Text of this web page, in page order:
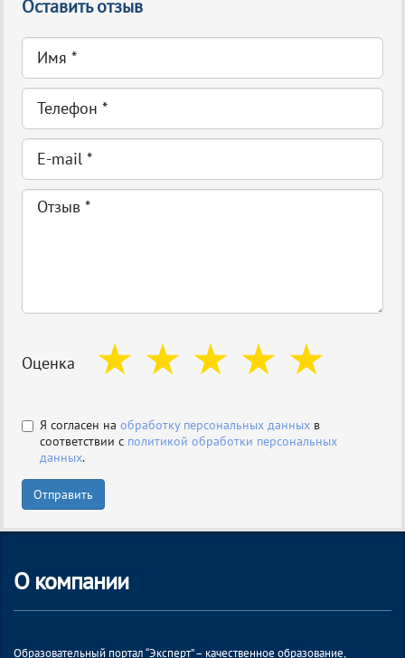
Оставить отзыв
Оценка
Я согласен на обработку персональных данных в
соответствии с политикой обработки персональных
данных.
Отправить
О компании
Образовательный портал “Эксперт” – качественное образование,